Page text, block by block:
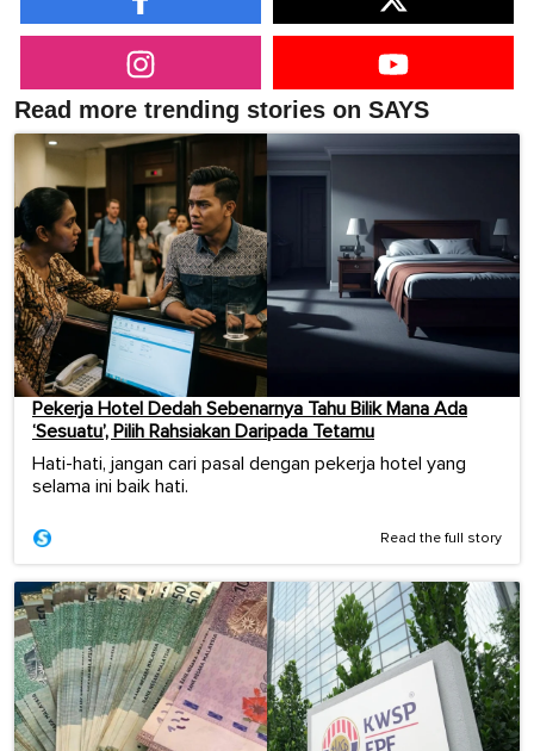
Read more trending stories on SAYS
Pekerja Hotel Dedah Sebenarnya Tahu Bilik Mana Ada
‘Sesuatu’, Pilih Rahsiakan Daripada Tetamu
Hati-hati, jangan cari pasal dengan pekerja hotel yang
selama ini baik hati.
Read the full story